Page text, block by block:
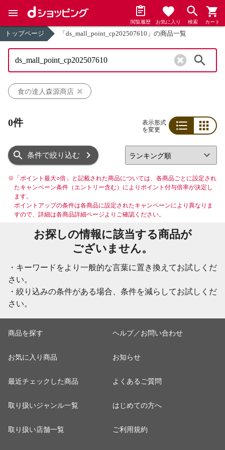
閲覧履歴 お気に入り 検索 カート
トップページ 「ds_mall_point_cp202507610」の商品一覧
食の達人森源商店
0件
表示形式
を変更
条件で絞り込む
※ 「ポイント最大○倍」と記載された商品については、各商品ごとに設定され
たキャンペーン条件（エントリー含む）によりポイント付与倍率が決定し
ます。
ポイントアップの条件は各商品に設定されたキャンペーンにより異なりま
すので、詳細は各商品詳細ページよりご確認ください。
お探しの情報に該当する商品が
ございません。
・キーワードをより一般的な言葉に置き換えてお試しくだ
さい。
・絞り込みの条件がある場合、条件を減らしてお試しくだ
さい。
商品を探す
お気に入り商品
最近チェックした商品
取り扱いジャンル一覧
取り扱い店舗一覧
ヘルプ／お問い合わせ
お知らせ
よくあるご質問
はじめての方へ
ご利用規約